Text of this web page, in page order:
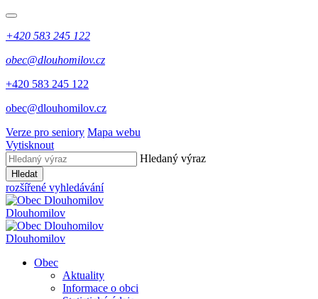
+420 583 245 122
obec@dlouhomilov.cz
+420 583 245 122
obec@dlouhomilov.cz
Verze pro seniory Mapa webu
Vytisknout
Hledaný výraz
Hledat
rozšířené vyhledávání
Dlouhomilov
Dlouhomilov
Obec
Aktuality
Informace o obci